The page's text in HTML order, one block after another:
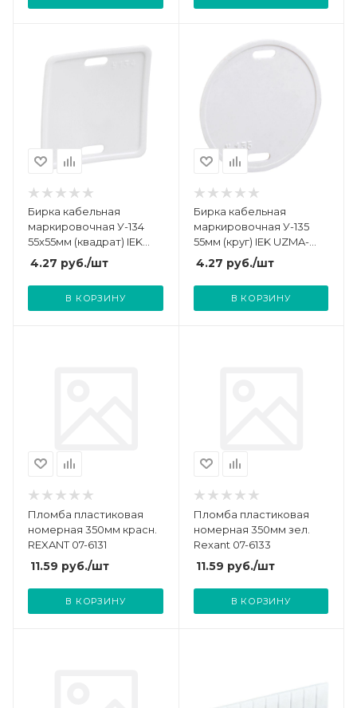
Бирка кабельная
маркировочная У-134
55х55мм (квадрат) IEK
UZMA-BIK-Y134-S
4.27 руб./шт
В КОРЗИНУ
Бирка кабельная
маркировочная У-135
55мм (круг) IEK UZMA-
BIK-Y135-R
4.27 руб./шт
В КОРЗИНУ
Пломба пластиковая
номерная 350мм красн.
REXANT 07-6131
11.59 руб./шт
В КОРЗИНУ
Пломба пластиковая
номерная 350мм зел.
Rexant 07-6133
11.59 руб./шт
В КОРЗИНУ